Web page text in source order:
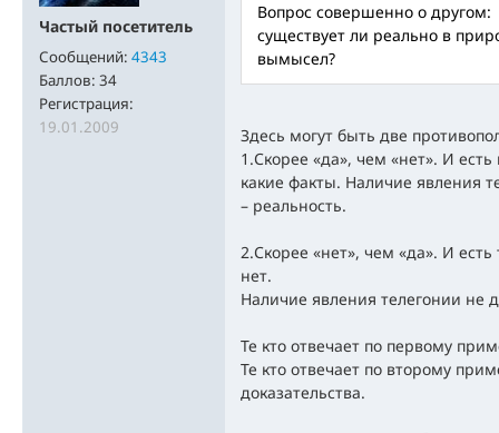
Частый посетитель
Сообщений: 4343
Баллов: 34
Регистрация:
19.01.2009
Вопрос совершенно о другом:
существует ли реально в
вымысел?
Здесь могут быть две
1.Скорее «да», чем «нет». И
какие факты. Наличие явления
– реальность.
2.Скорее «нет», чем «да». И
нет.
Наличие явления телегонии не
Те кто отвечает по первому
Те кто отвечает по второму
доказательства.